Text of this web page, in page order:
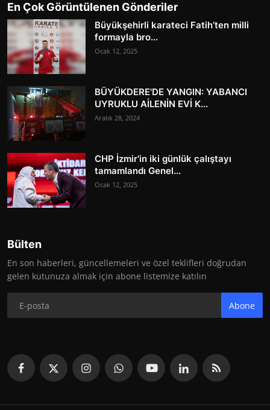
En Çok Görüntülenen Gönderiler
Büyükşehirli karateci Fatih’ten milli
formayla bro...
Ocak 12, 2025
BÜYÜKDERE'DE YANGIN: YABANCI
UYRUKLU AİLENİN EVİ K...
Aralık 28, 2024
CHP İzmir'in iki günlük çalıştayı
tamamlandı Genel...
Ocak 12, 2025
Bülten
En son haberleri, güncellemeleri ve özel teklifleri doğrudan
gelen kutunuza almak için abone listemize katılın
Abone